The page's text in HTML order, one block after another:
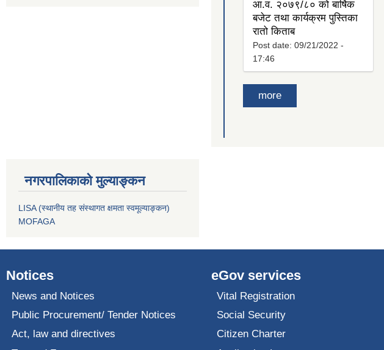
आ.व. २०७९/८० को बार्षिक
बजेट तथा कार्यक्रम पुस्तिका
रातो किताब
Post date: 09/21/2022 -
17:46
more
नगरपालिकाको मुल्याङ्कन
LISA (स्थानीय तह संस्थागत क्षमता स्वमूल्याङ्कन)
MOFAGA
Notices
News and Notices
Public Procurement/ Tender Notices
Act, law and directives
eGov services
Vital Registration
Social Security
Citizen Charter